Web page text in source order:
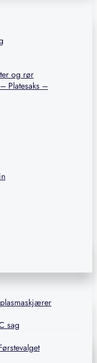
og rør
Platesaks –
sag